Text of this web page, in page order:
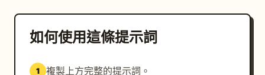
如何使用這條提示詞
1 複製上方完整的提示詞。